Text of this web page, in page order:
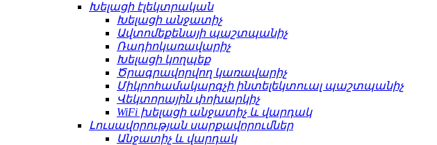
Խելացի էլեկտրական
Խելացի անջատիչ
Ավտոմեքենայի պաշտպանիչ
Ռադիոկառավարիչ
Խելացի կողպեք
Ծրագրավորվող կառավարիչ
Միկրոհամակարգչի ինտելեկտուալ պաշտպանիչ
Վեկտորային փոխարկիչ
WiFi խելացի անջատիչ և վարդակ
Լուսավորության սարքավորումներ
Անջատիչ և վարդակ